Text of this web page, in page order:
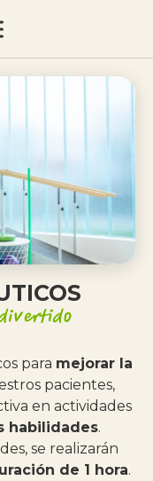
para mejorar la
pacientes,
en actividades
habilidades.
se realizarán
de 1 hora.